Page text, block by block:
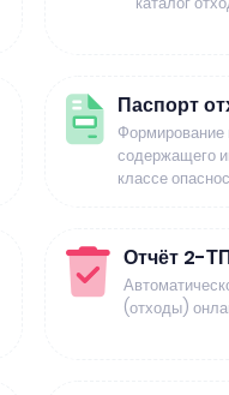
Паспорт
Формирование
содержащего
классе
Отчёт 2-
(отходы)